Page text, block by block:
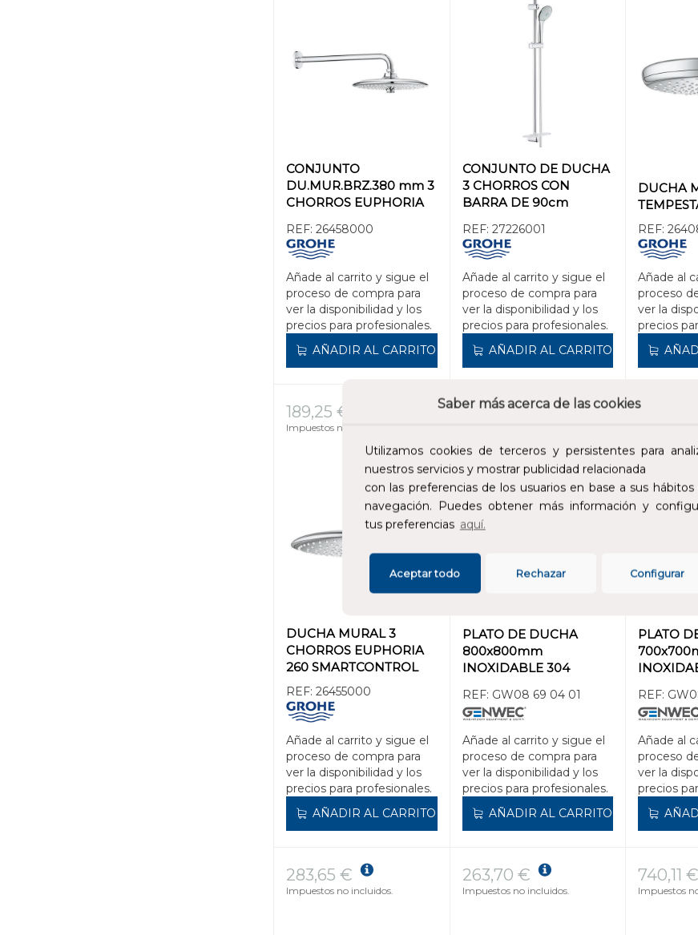
Saber más acerca de las cookies
Utilizamos cookies de terceros y persistentes para
nuestros servicios y mostrar publicidad relacionada
con las preferencias de los usuarios en base a sus hábitos
navegación. Puedes obtener más información y
tus preferencias aquí.
Configurar
Rechazar
Aceptar todo
CONJUNTO
DU.MUR.BRZ.380 mm 3
CHORROS EUPHORIA
28361
REF: 26458000
Añade al carrito y sigue el
proceso de compra para
ver la disponibilidad y los
precios para profesionales.
AÑADIR AL CARRITO
CONJUNTO DE DUCHA
3 CHORROS CON
BARRA DE 90cm
MASSAGE
REF: 27226001
Añade al carrito y sigue el
proceso de compra para
ver la disponibilidad y los
precios para profesionales.
AÑADIR AL CARRITO
DUCHA
REF:
Añade al
proceso
ver la
precios
DUCHA MURAL 3
CHORROS EUPHORIA
260 SMARTCONTROL
REF: 26455000
Añade al carrito y sigue el
proceso de compra para
ver la disponibilidad y los
precios para profesionales.
189,25 €
Impuestos no incluidos.
AÑADIR AL CARRITO
PLATO DE DUCHA
800x800mm
INOXIDABLE 304
REF: GW08 69 04 01
Añade al carrito y sigue el
proceso de compra para
ver la disponibilidad y los
precios para profesionales.
636,50 €
AÑADIR AL CARRITO
PLATO
REF:
Añade al
proceso
ver la
precios
499,75 €
Impuestos
283,65 €
Impuestos no incluidos.
263,70 €
Impuestos no incluidos.
740,11 €
Impuestos